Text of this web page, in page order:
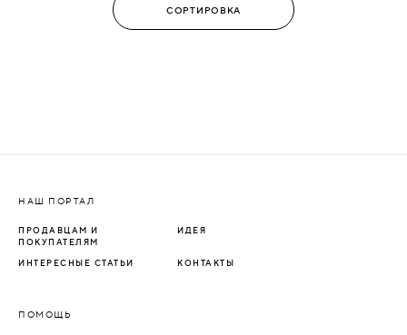
НАШ ПОРТАЛ
ПРОДАВЦАМ И
ПОКУПАТЕЛЯМ
ИДЕЯ
ИНТЕРЕСНЫЕ СТАТЬИ КОНТАКТЫ
ПОМОЩЬ